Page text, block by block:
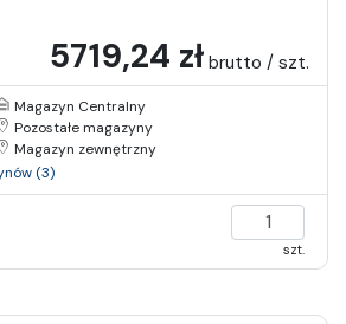
5719,24 zł brutto / szt.
Magazyn Centralny
Pozostałe magazyny
Magazyn zewnętrzny
(3)
szt.